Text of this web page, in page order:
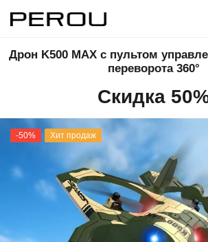
Дрон K500 MAX с пультом
переворота 360°
Скидка
-50% Хит продаж